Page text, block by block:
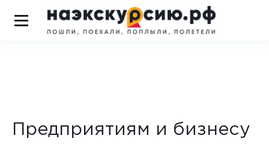
Предприятиям и бизнесу